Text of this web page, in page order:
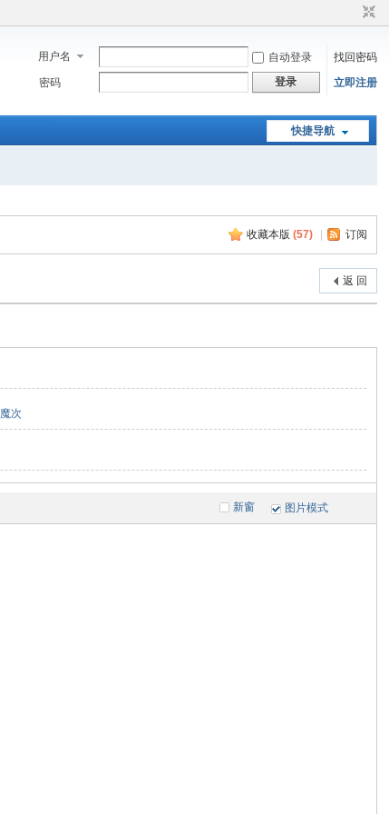
用户名 自动登录
找回密码
密码
登录 立即注册
快捷导航
收藏本版 (57) 订阅
返 回
魔次
新窗 图片模式